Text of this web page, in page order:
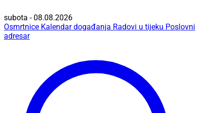
subota - 08.08.2026
Osmrtnice Kalendar događanja Radovi u tijeku Poslovni
adresar